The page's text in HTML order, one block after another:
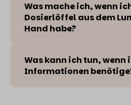
Was mache ich, wenn
Dosierlöffel aus dem
Hand habe?
Was kann ich tun, wenn
Informationen